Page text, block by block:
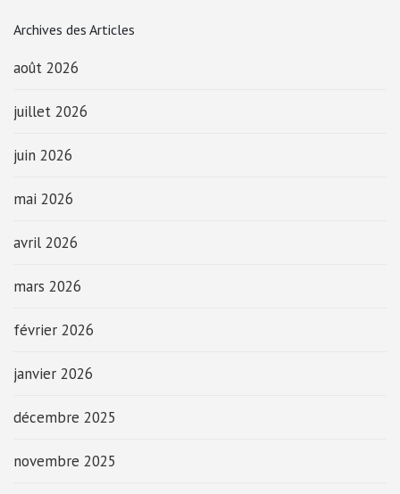
Archives des Articles
août 2026
juillet 2026
juin 2026
mai 2026
avril 2026
mars 2026
février 2026
janvier 2026
décembre 2025
novembre 2025